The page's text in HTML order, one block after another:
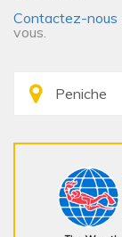
Contactez-nous
vous.